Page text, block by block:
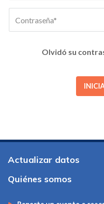
Olvidó su
Actualizar datos
Quiénes somos